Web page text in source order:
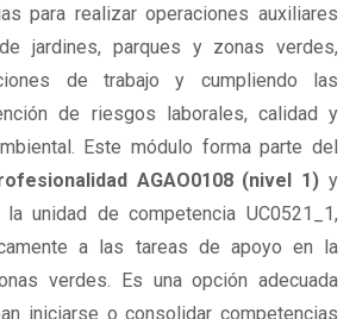
para realizar operaciones auxiliares
jardines, parques y zonas verdes,
de trabajo y cumpliendo las
de riesgos laborales, calidad y
Este módulo forma parte del
AGAO0108 (nivel 1) y
unidad de competencia UC0521_1,
a las tareas de apoyo en la
verdes. Es una opción adecuada
iniciarse o consolidar competencias